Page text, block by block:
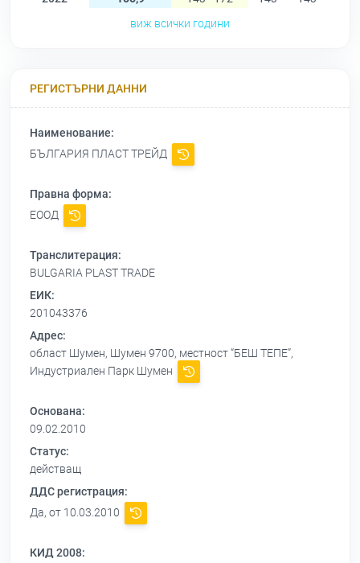
виж всички години
РЕГИСТЪРНИ ДАННИ
Наименование:
БЪЛГАРИЯ ПЛАСТ ТРЕЙД
Правна форма:
ЕООД
Транслитерация:
BULGARIA PLAST TRADE
ЕИК:
201043376
Адрес:
област Шумен, Шумен 9700, местност “БЕШ ТЕПЕ”,
Индустриален Парк Шумен
Основана:
09.02.2010
Статус:
действащ
ДДС регистрация:
Да, от 10.03.2010
КИД 2008: